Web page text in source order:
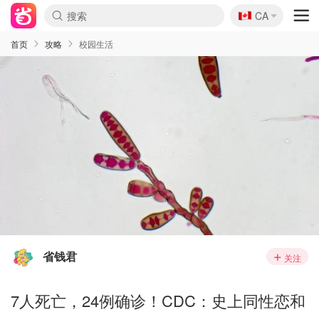
🇨🇦
CA
首页 攻略 校园生活
省钱君 关注
7人死亡，24例确诊！CDC：史上同性恋和